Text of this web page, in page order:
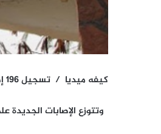
كيفه ميديا / تسجيل 196 إصابة بفيروس كورونا من ضمنها 6 إصابات في ولاية لعصابه
وتتوزع الإصابات الجديدة